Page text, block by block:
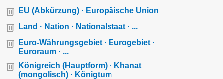
EU (Abkürzung) · Europäische Union
Land · Nation · Nationalstaat · ...
Euro-Währungsgebiet · Eurogebiet ·
Euroraum · ...
Königreich (Hauptform) · Khanat
(mongolisch) · Königtum